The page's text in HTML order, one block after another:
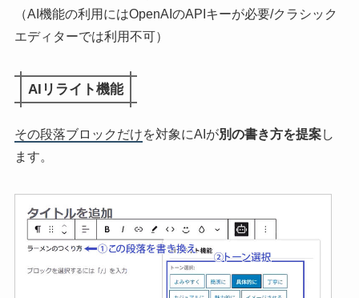
（AI機能の利用にはOpenAIのAPIキーが必要/クラシック
エディターでは利用不可）
AIリライト機能
その段落ブロックだけを対象にAIが別の書き方を提案し
ます。